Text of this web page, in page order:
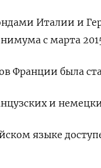
Италии и
с марта
Франции была
и
языке